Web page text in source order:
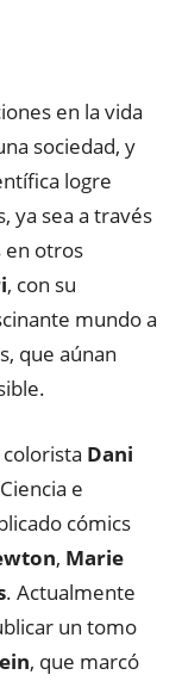
en la vida
sociedad, y
logre
ya sea a través
en otros
, con su
mundo a
que aúnan
Dani
e
cómics
, Marie
. Actualmente
un tomo
, que marcó